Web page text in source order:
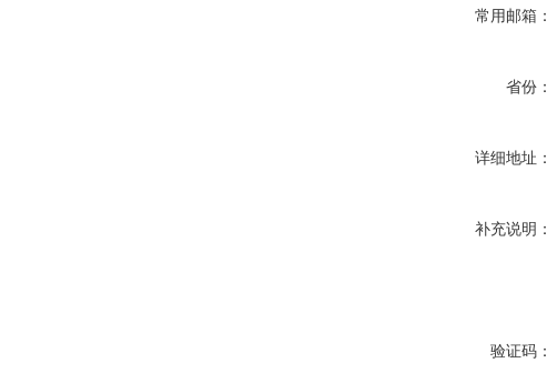
常用邮箱：
省份：
详细地址：
补充说明：
验证码：